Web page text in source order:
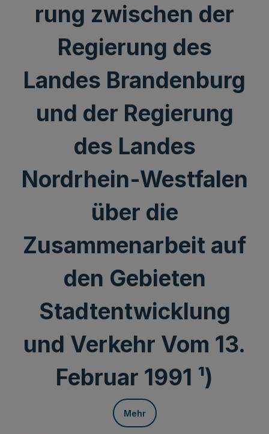
rung zwischen der
Regierung des
Landes Brandenburg
und der Regierung
des Landes
Nordrhein-Westfalen
über die
Zusammenarbeit auf
den Gebieten
Stadtentwicklung
und Verkehr Vom 13.
Februar 1991 ¹)
Mehr